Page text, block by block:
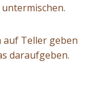
Teller geben
daraufgeben.